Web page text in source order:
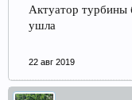
Актуатор турбины
ушла
22 авг 2019